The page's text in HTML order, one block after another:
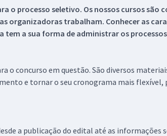
o processo seletivo. Os nossos cursos
organizadoras trabalham. Conhecer as
a sua forma de administrar os
o concurso em questão. São diversos
e tornar o seu cronograma mais flexível,
a publicação do edital até as informações